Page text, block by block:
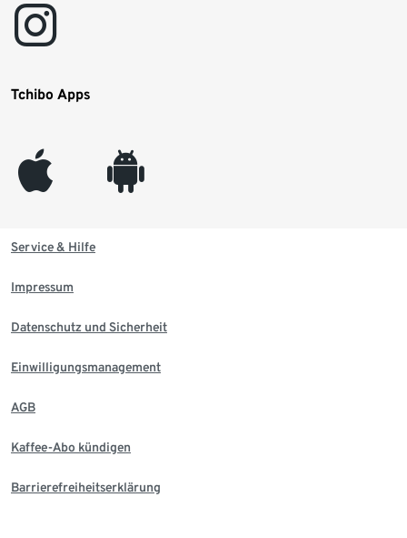
instagram
Tchibo Apps
appleinc android
Service & Hilfe
Impressum
Datenschutz und Sicherheit
Einwilligungsmanagement
AGB
Kaffee-Abo kündigen
Barrierefreiheitserklärung